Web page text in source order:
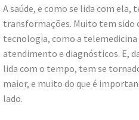
A saúde, e como se lida com ela,
transformações. Muito tem sido
tecnologia, como a
atendimento e diagnósticos. E,
lida com o tempo, tem se
maior, e muito do que é
lado.